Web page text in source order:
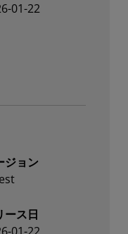
01-22
ジョン
ース日